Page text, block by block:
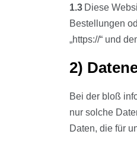
1.3 Diese
Bestellungen
„https://“ und
2)
Bei der bloß
nur solche
Daten, die für